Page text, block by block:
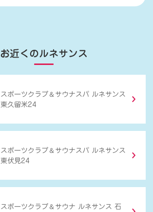
お近くのルネサンス
スポーツクラブ ＆ サウナスパ ルネサンス
東久留米24
スポーツクラブ ＆ サウナスパ ルネサンス
東伏見24
スポーツクラブ ＆ サウナ ルネサンス 石